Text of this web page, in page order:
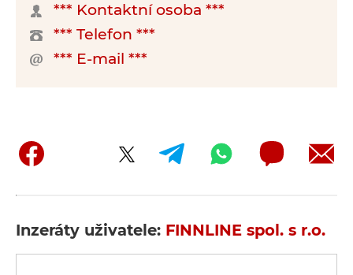
*** Kontaktní osoba ***
*** Telefon ***
*** E-mail ***
Inzeráty uživatele: FINNLINE spol. s r.o.